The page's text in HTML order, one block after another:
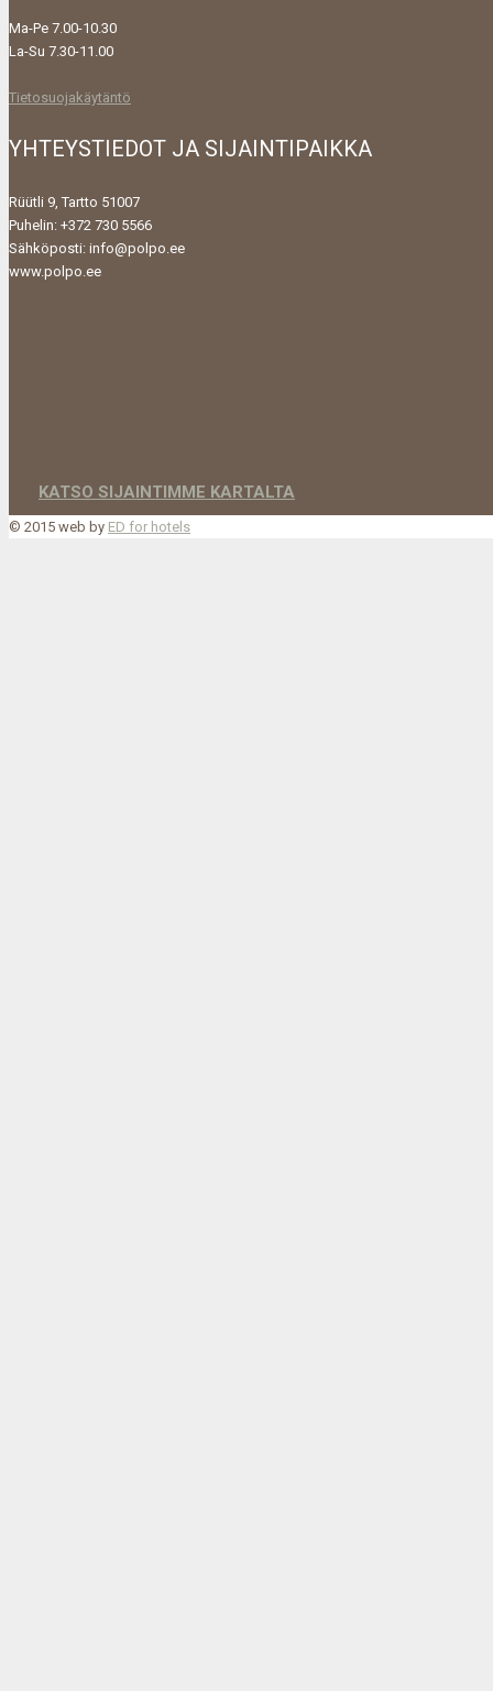
Ma-Pe 7.00-10.30
La-Su 7.30-11.00
Tietosuojakäytäntö
YHTEYSTIEDOT JA SIJAINTIPAIKKA
Rüütli 9, Tartto 51007
Puhelin: +372 730 5566
Sähköposti: info@polpo.ee
www.polpo.ee
KATSO SIJAINTIMME KARTALTA
© 2015 web by ED for hotels